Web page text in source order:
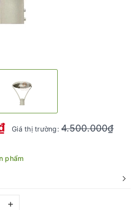
Giá thị trường:4.500.000₫
phẩm
+